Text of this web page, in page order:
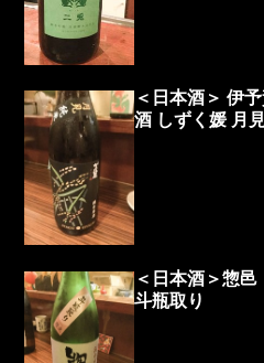
＜日本酒＞ 伊
酒 しずく媛 月
＜日本酒＞惣
斗瓶取り